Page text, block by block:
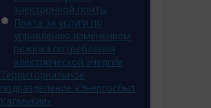
электронной почты
Плата за услуги по
управлению изменением
режима потребления
электрической энергии
Территориальное
подразделение «Энергосбыт
Калмыкии»